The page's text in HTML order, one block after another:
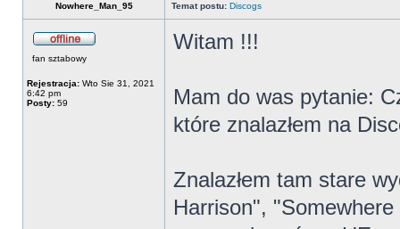
Nowhere_Man_95 Temat postu: Discogs
fan sztabowy
Rejestracja: Wto Sie 31, 2021
6:42 pm
Posty: 59
Witam !!!
Mam do was pytanie:
które znalazłem na
Znalazłem tam stare
Harrison",